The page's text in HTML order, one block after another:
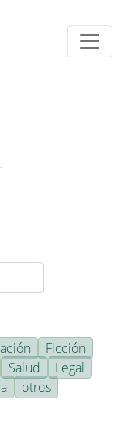
Ficción
Salud
Legal
otros